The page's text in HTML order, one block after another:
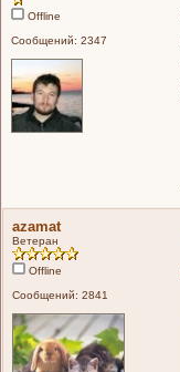
Offline
Сообщений: 2347
azamat
Ветеран
Offline
Сообщений: 2841